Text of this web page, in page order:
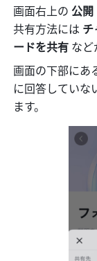
画面右上の 公開
共有方法には
ードを共有 など
画面の下部にあ
に回答していな
ます。